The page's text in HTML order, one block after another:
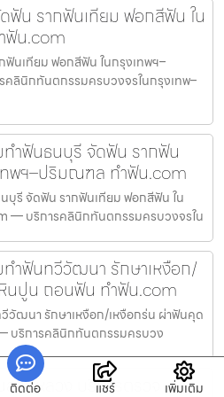
น รากฟันเทียม ฟอกสีฟัน ใน
ฟัน.com
นเทียม ฟอกสีฟัน ในกรุงเทพฯ–
ลินิกทันตกรรมครบวงจรในกรุงเทพ–
ำฟันธนบุรี จัดฟัน รากฟัน
ทพฯ–ปริมณฑล ทำฟัน.com
บุรี จัดฟัน รากฟันเทียม ฟอกสีฟัน ใน
— บริการคลินิกทันตกรรมครบวงจรใน
ำฟันทวีวัฒนา รักษาเหงือก/
นปูน ถอนฟัน ทำฟัน.com
วัฒนา รักษาเหงือก/เหงือกร่น ผ่าฟันคุด
บริการคลินิกทันตกรรมครบวง
นหลวง บริการตรวจ
ติดต่อ แชร์ เพิ่มเติม